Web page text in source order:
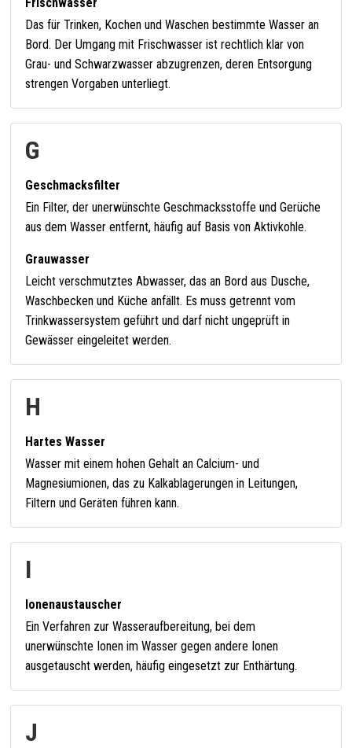
Das für Trinken, Kochen und Waschen bestimmte Wasser an
Bord. Der Umgang mit Frischwasser ist rechtlich klar von
Grau- und Schwarzwasser abzugrenzen, deren Entsorgung
strengen Vorgaben unterliegt.
G
Geschmacksfilter
Ein Filter, der unerwünschte Geschmacksstoffe und Gerüche
aus dem Wasser entfernt, häufig auf Basis von Aktivkohle.
Grauwasser
Leicht verschmutztes Abwasser, das an Bord aus Dusche,
Waschbecken und Küche anfällt. Es muss getrennt vom
Trinkwassersystem geführt und darf nicht ungeprüft in
Gewässer eingeleitet werden.
H
Hartes Wasser
Wasser mit einem hohen Gehalt an Calcium- und
Magnesiumionen, das zu Kalkablagerungen in Leitungen,
Filtern und Geräten führen kann.
I
Ionenaustauscher
Ein Verfahren zur Wasseraufbereitung, bei dem
unerwünschte Ionen im Wasser gegen andere Ionen
ausgetauscht werden, häufig eingesetzt zur Enthärtung.
J